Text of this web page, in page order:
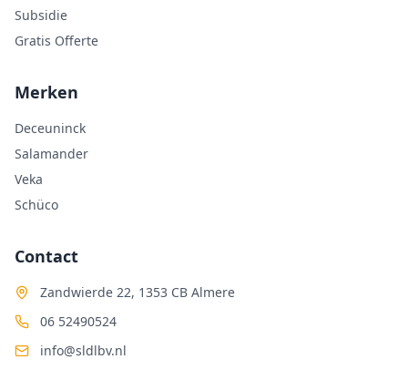
Subsidie
Gratis Offerte
Merken
Deceuninck
Salamander
Veka
Schüco
Contact
Zandwierde 22, 1353 CB Almere
06 52490524
info@sldlbv.nl